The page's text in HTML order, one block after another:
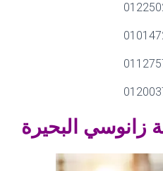
زانوسي البحيرة